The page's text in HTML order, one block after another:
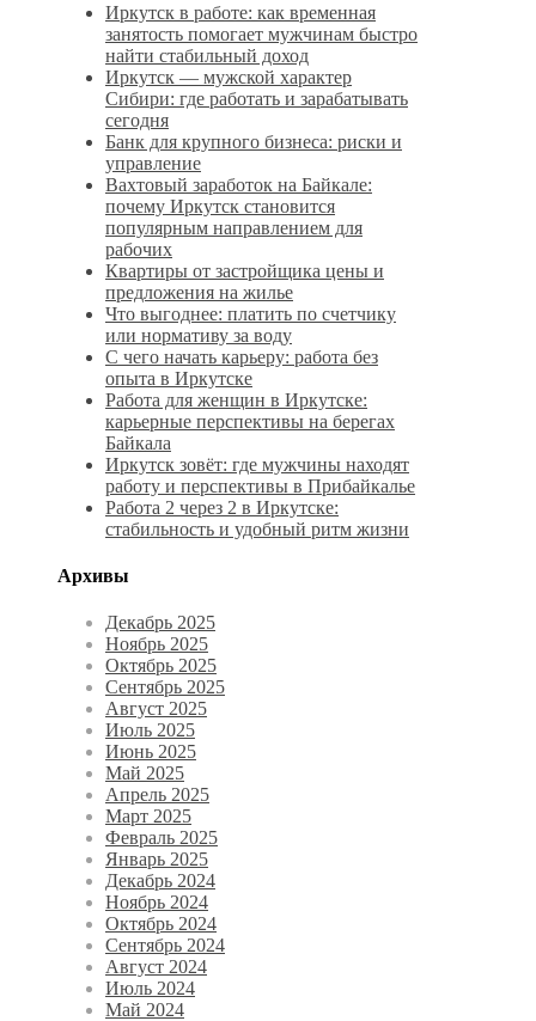
Иркутск в работе: как временная
занятость помогает мужчинам быстро
найти стабильный доход
Иркутск — мужской характер
Сибири: где работать и зарабатывать
сегодня
Банк для крупного бизнеса: риски и
управление
Вахтовый заработок на Байкале:
почему Иркутск становится
популярным направлением для
рабочих
Квартиры от застройщика цены и
предложения на жилье
Что выгоднее: платить по счетчику
или нормативу за воду
С чего начать карьеру: работа без
опыта в Иркутске
Работа для женщин в Иркутске:
карьерные перспективы на берегах
Байкала
Иркутск зовёт: где мужчины находят
работу и перспективы в Прибайкалье
Работа 2 через 2 в Иркутске:
стабильность и удобный ритм жизни
Архивы
Декабрь 2025
Ноябрь 2025
Октябрь 2025
Сентябрь 2025
Август 2025
Июль 2025
Июнь 2025
Май 2025
Апрель 2025
Март 2025
Февраль 2025
Январь 2025
Декабрь 2024
Ноябрь 2024
Октябрь 2024
Сентябрь 2024
Август 2024
Июль 2024
Май 2024